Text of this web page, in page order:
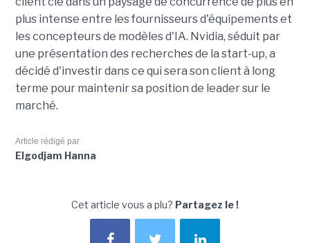
plus intense entre les fournisseurs d'équipements et
les concepteurs de modèles d'IA. Nvidia, séduit par
une présentation des recherches de la start-up, a
décidé d'investir dans ce qui sera son client à long
terme pour maintenir sa position de leader sur le
marché.
Article rédigé par
Elgodjam Hanna
Cet article vous a plu? Partagez le !